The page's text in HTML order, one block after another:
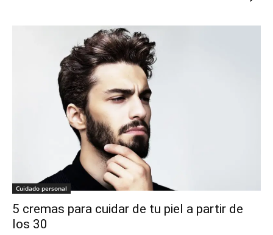
Cuidado personal
5 cremas para cuidar de tu piel a partir de
los 30